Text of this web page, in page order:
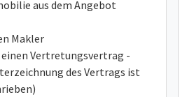
aus dem Angebot
Makler
Vertretungsvertrag -
des Vertrags ist